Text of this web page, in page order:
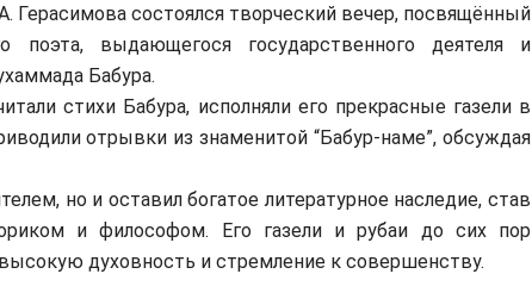
состоялся творческий вечер, посвящённый
выдающегося государственного деятеля и
Бабура.
стихи Бабура, исполняли его прекрасные газели в
отрывки из знаменитой “Бабур-наме”, обсуждая
но и оставил богатое литературное наследие, став
и философом. Его газели и рубаи до сих пор
духовность и стремление к совершенству.